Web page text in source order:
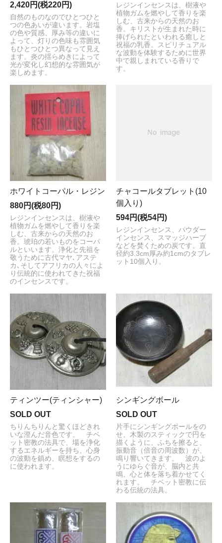
2,420円(税220円)
自然のものなのでひとつひと
つの色あいが違います。岩塩
の色や質感、厚み等の違いに
よって、灯りの色味も雰囲気
もひとつひとつ異なって見え
ます。炎の揺らめきによって
光が変化し幻想的な雰囲気が
楽しめます。
レジンインセンスは、樹液や
植物ガムを燃やして香りを楽
しむ、古来からの天然のお
香。キリストが生まれた時に
捧げられたといわれる癒しと
祝福の乳香。スピリチュアル
な波動を体験するために世界
中で親しまれている香りで
す。
ホワイトコーパル・レジン
880円(税80円)
レジンインセンスは、樹液や
植物ガムを燃やして香りを楽
しむ、古来からの天然のお
香。琥珀の若いものをコーパ
ルといいます。浄化と先祖を
敬うために古代マヤ､アステ
カ､そしてアフリカの人々によ
り伝統的に使われてきた祝福
のインセンスです。
チャコールタブレット(10
個入り)
594円(税54円)
レジンインセンス、パウダー
インセンス、スマッジハーブ
などを焚くための炭です。直
径約3.3cm厚み約1cmのタブレ
ット10個入り。
ティンツー(ティンシャー)
SOLD OUT
ちりんちりんと驚くほどきれ
いな澄んだ音色です。 チベ
ット密教の法具で、場を浄化
するエネルギーを持ち、心身
の波動を鎮め、瞑想をするの
に使われます。
シンギングボール
SOLD OUT
片手にシンギングボールをの
せ、木製のスティックで円を
描くように、ふちを擦ると、
振動音（倍音の周波数）が、
鳴り響いてきます。 波のよ
うにゆらぐ音が、脳内と共
鳴、心と体を落ち着かせてく
れます。 チベット密教に伝
わる伝統の法具。